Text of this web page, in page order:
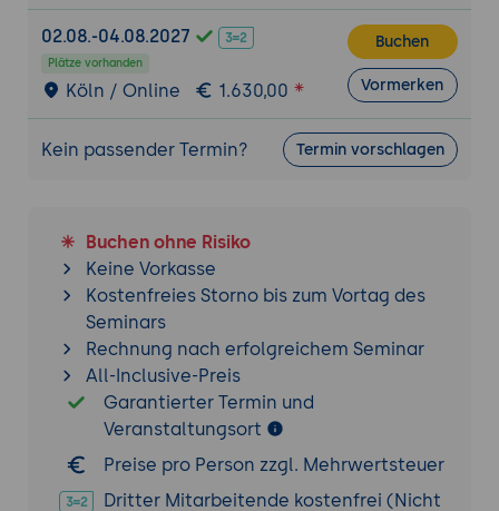
Audit-Dokumentationen.
Die Teilnehmenden haben
erfolgreich einen Auditplan erstellt und
wissen, wie relevante Nachweise
gesammelt und dokumentiert werden.
in gängige Auditmethoden wie Interviews,
Dokumentenprüfung und Beobachtung.
Auswahl der geeigneten Techniken für
unterschiedliche Auditsituationen.
Auditgespräche und Interviewtechniken:
Tipps und Best Practices für effektive
Interviews mit Mitarbeitern, um
Prozesskenntnisse und tatsächliche
Abläufe im Vergleich zu dokumentierten
Verfahren zu überprüfen.
02.08.-04.08.2027
Plätze vorhanden
Köln / Online 1.630,00
Buchen
Vormerken
Kein passender Termin? Termin vorschlagen
Buchen ohne Risiko
Keine Vorkasse
Kostenfreies Storno bis zum Vortag des
Seminars
Rechnung nach erfolgreichem Seminar
All-Inclusive-Preis
Garantierter Termin und
Veranstaltungsort
Preise pro Person zzgl. Mehrwertsteuer
Dritter Mitarbeitende kostenfrei (Nicht